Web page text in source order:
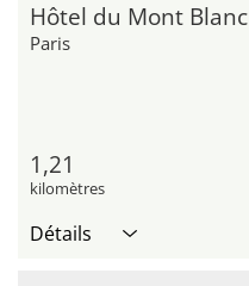
Hôtel du Mont Blanc
Paris
1,21
kilomètres
Détails